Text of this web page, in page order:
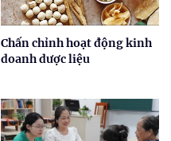
Chấn chỉnh hoạt động kinh
doanh dược liệu